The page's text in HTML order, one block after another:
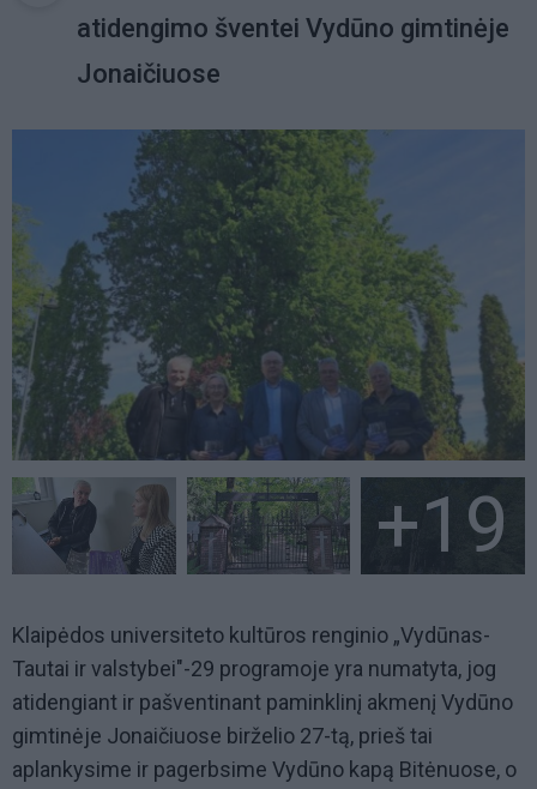
atidengimo šventei Vydūno gimtinėje
Jonaičiuose
+19
+19
Klaipėdos universiteto kultūros renginio „Vydūnas-
Tautai ir valstybei"-29 programoje yra numatyta, jog
atidengiant ir pašventinant paminklinį akmenį Vydūno
gimtinėje Jonaičiuose birželio 27-tą, prieš tai
aplankysime ir pagerbsime Vydūno kapą Bitėnuose, o